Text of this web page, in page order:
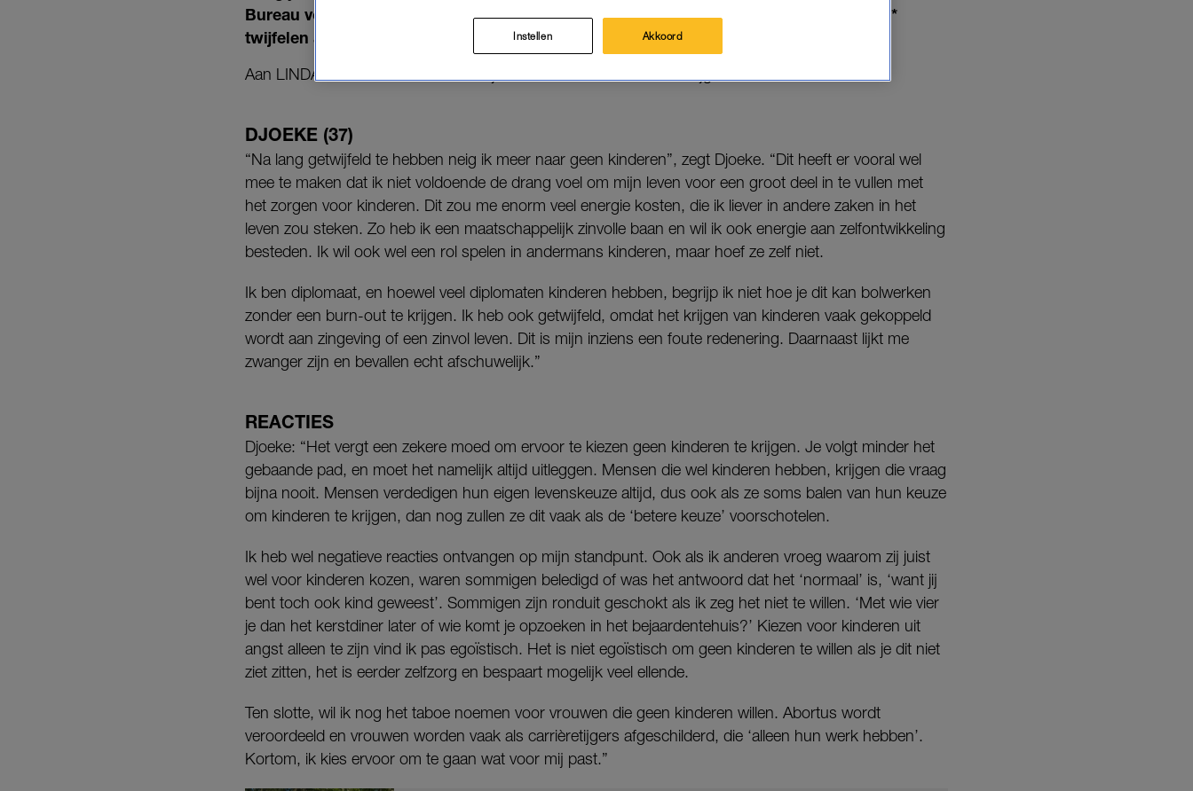
Bureau voor de Statistiek. Wel of geen kinderwens: het is allebei goed. Eva en Djoeke*
twijfelen allebei of ze kinderen willen.
Aan LINDA. vertellen ze over hun twijfels en wat voor reacties ze krijgen.
DJOEKE (37)
“Na lang getwijfeld te hebben neig ik meer naar geen kinderen”, zegt Djoeke. “Dit heeft er vooral wel
mee te maken dat ik niet voldoende de drang voel om mijn leven voor een groot deel in te vullen met
het zorgen voor kinderen. Dit zou me enorm veel energie kosten, die ik liever in andere zaken in het
leven zou steken. Zo heb ik een maatschappelijk zinvolle baan en wil ik ook energie aan zelfontwikkeling
besteden. Ik wil ook wel een rol spelen in andermans kinderen, maar hoef ze zelf niet.
Ik ben diplomaat, en hoewel veel diplomaten kinderen hebben, begrijp ik niet hoe je dit kan bolwerken
zonder een burn-out te krijgen. Ik heb ook getwijfeld, omdat het krijgen van kinderen vaak gekoppeld
wordt aan zingeving of een zinvol leven. Dit is mijn inziens een foute redenering. Daarnaast lijkt me
zwanger zijn en bevallen echt afschuwelijk.”
REACTIES
Djoeke: “Het vergt een zekere moed om ervoor te kiezen geen kinderen te krijgen. Je volgt minder het
gebaande pad, en moet het namelijk altijd uitleggen. Mensen die wel kinderen hebben, krijgen die vraag
bijna nooit. Mensen verdedigen hun eigen levenskeuze altijd, dus ook als ze soms balen van hun keuze
om kinderen te krijgen, dan nog zullen ze dit vaak als de ‘betere keuze’ voorschotelen.
Ik heb wel negatieve reacties ontvangen op mijn standpunt. Ook als ik anderen vroeg waarom zij juist
wel voor kinderen kozen, waren sommigen beledigd of was het antwoord dat het ‘normaal’ is, ‘want jij
bent toch ook kind geweest’. Sommigen zijn ronduit geschokt als ik zeg het niet te willen. ‘Met wie vier
je dan het kerstdiner later of wie komt je opzoeken in het bejaardentehuis?’ Kiezen voor kinderen uit
angst alleen te zijn vind ik pas egoïstisch. Het is niet egoïstisch om geen kinderen te willen als je dit niet
ziet zitten, het is eerder zelfzorg en bespaart mogelijk veel ellende.
Ten slotte, wil ik nog het taboe noemen voor vrouwen die geen kinderen willen. Abortus wordt
veroordeeld en vrouwen worden vaak als carrièretijgers afgeschilderd, die ‘alleen hun werk hebben’.
Kortom, ik kies ervoor om te gaan wat voor mij past.”
Instellen Akkoord